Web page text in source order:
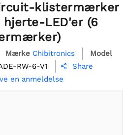
klistermærker
LED'er (6
Mærke Chibitronics
Model
RW-6-V1

Share
en anmeldelse